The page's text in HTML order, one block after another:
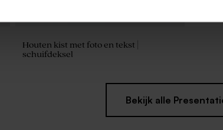
Houten kist met foto en tekst |
schuifdeksel
Bekijk alle